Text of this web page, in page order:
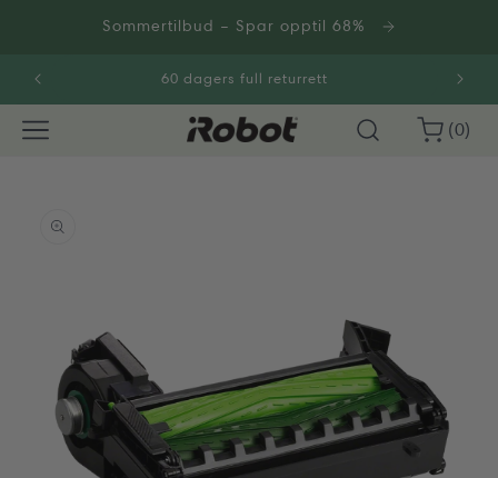
Sommertilbud – Spar opptil 68%
60 dagers full returrett
Handlekurv
(0)
0
varer